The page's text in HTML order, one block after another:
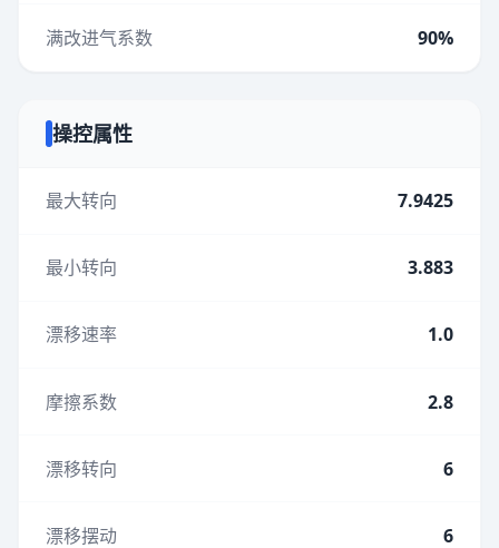
满改进气系数 90%
操控属性
最大转向 7.9425
最小转向 3.883
漂移速率 1.0
摩擦系数 2.8
漂移转向 6
漂移摆动 6